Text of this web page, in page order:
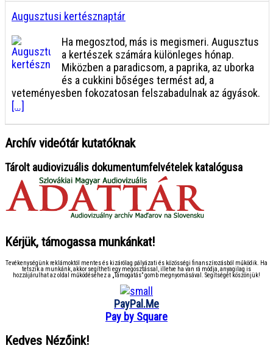
Augusztusi kertésznaptár
Ha megosztod, más is megismeri. Augusztus
a kertészek számára különleges hónap.
Miközben a paradicsom, a paprika, az uborka
és a cukkini bőséges termést ad, a
veteményesben fokozatosan felszabadulnak az ágyások.
[...]
Archív videótár kutatóknak
Tárolt audiovizuális dokumentumfelvételek katalógusa
Kérjük, támogassa munkánkat!
Tevékenységünk reklámoktól mentes és kizárólag pályázati és közösségi finanszírozásból működik. Ha
tetszik a munkánk, akkor segítheti egy megosztással, illetve ha van rá módja, anyagilag is
hozzájárulhat az oldal működéséhez a „Támogatás” gomb megnyomásával. Segítségét köszönjük!
PayPal.Me
Pay by Square
Kedves Nézőink!